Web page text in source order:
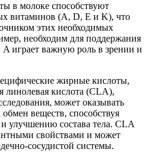
в молоке способствуют
витаминов (A, D, E и K), что
этих необходимых
необходим для поддержания
A играет важную роль в зрении и
жирные кислоты,
линолевая кислота (CLA),
может оказывать
веществ, способствуя
улучшению состава тела. CLA
свойствами и может
сосудистой системы.